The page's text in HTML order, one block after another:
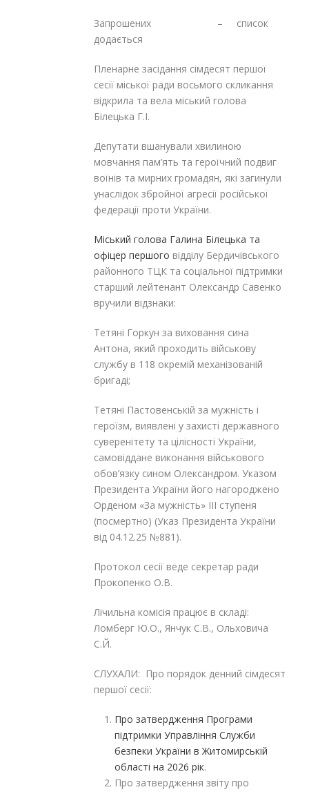
Запрошених – список
додається
Пленарне засідання сімдесят першої
сесії міської ради восьмого скликання
відкрила та вела міський голова
Білецька Г.І.
Депутати вшанували хвилиною
мовчання пам’ять та героїчний подвиг
воїнів та мирних громадян, які загинули
унаслідок збройної агресії російської
федерації проти України.
Міський голова Галина Білецька та
офіцер першого відділу Бердичівського
районного ТЦК та соціальної підтримки
старший лейтенант Олександр Савенко
вручили відзнаки:
Тетяні Горкун за виховання сина
Антона, який проходить військову
службу в 118 окремій механізованій
бригаді;
Тетяні Пастовенській за мужність і
героїзм, виявлені у захисті державного
суверенітету та цілісності України,
самовіддане виконання військового
обов’язку сином Олександром. Указом
Президента України його нагороджено
Орденом «За мужність» ІІІ ступеня
(посмертно) (Указ Президента України
від 04.12.25 №881).
Протокол сесії веде секретар ради
Прокопенко О.В.
Лічильна комісія працює в складі:
Ломберг Ю.О., Янчук С.В., Ольховича
С.Й.
СЛУХАЛИ: Про порядок денний сімдесят
першої сесії:
Про затвердження Програми
підтримки Управління Служби
безпеки України в Житомирській
області на 2026 рік.
Про затвердження звіту про